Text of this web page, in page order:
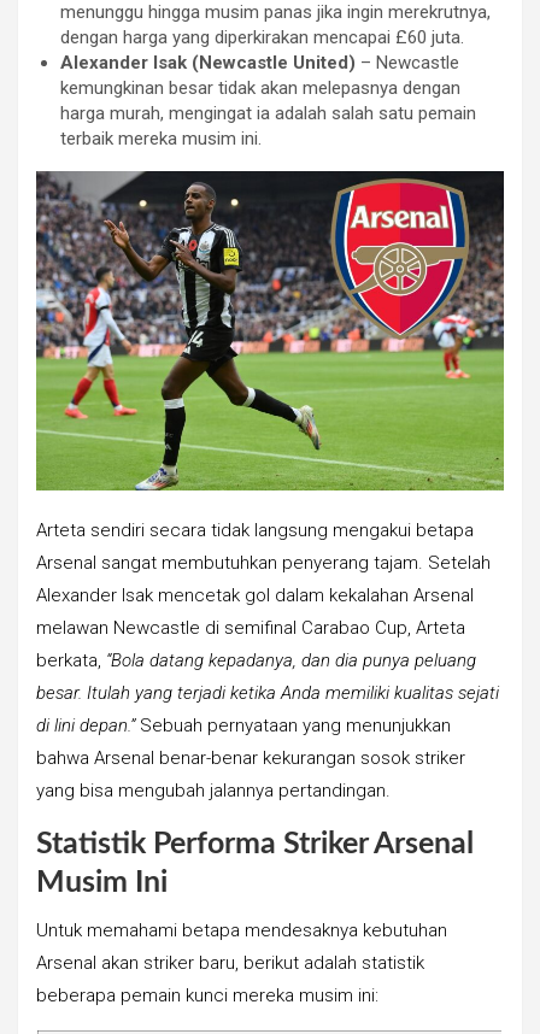
menunggu hingga musim panas jika ingin merekrutnya,
dengan harga yang diperkirakan mencapai £60 juta.
Alexander Isak (Newcastle United) – Newcastle
kemungkinan besar tidak akan melepasnya dengan
harga murah, mengingat ia adalah salah satu pemain
terbaik mereka musim ini.
Arteta sendiri secara tidak langsung mengakui betapa
Arsenal sangat membutuhkan penyerang tajam. Setelah
Alexander Isak mencetak gol dalam kekalahan Arsenal
melawan Newcastle di semifinal Carabao Cup, Arteta
berkata, “Bola datang kepadanya, dan dia punya peluang
besar. Itulah yang terjadi ketika Anda memiliki kualitas sejati
di lini depan.”Sebuah pernyataan yang menunjukkan
bahwa Arsenal benar-benar kekurangan sosok striker
yang bisa mengubah jalannya pertandingan.
Statistik Performa Striker Arsenal
Musim Ini
Untuk memahami betapa mendesaknya kebutuhan
Arsenal akan striker baru, berikut adalah statistik
beberapa pemain kunci mereka musim ini: